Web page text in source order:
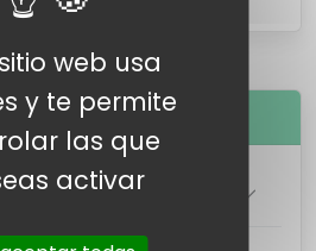
illimitas
web usa
y te permite
las que
activar